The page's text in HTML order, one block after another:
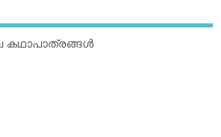
കഥാപാത്രങ്ങള്‍